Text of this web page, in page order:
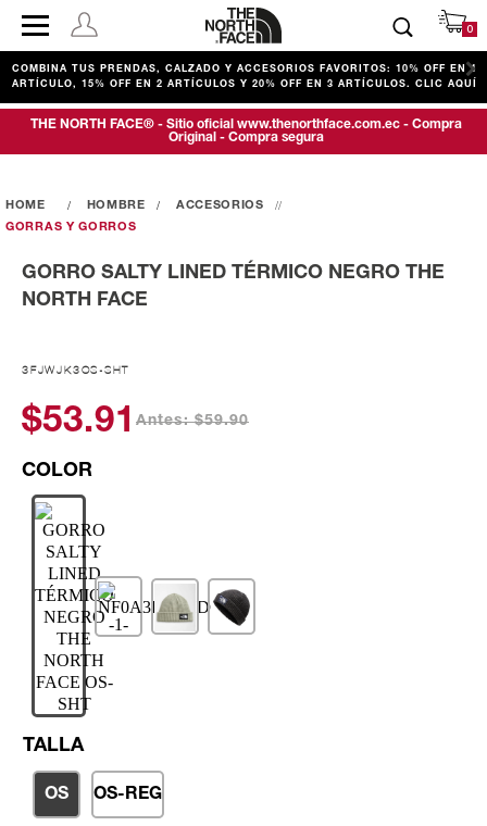
0
COMBINA TUS PRENDAS, CALZADO Y ACCESORIOS FAVORITOS: 10% OFF EN 1
ARTÍCULO, 15% OFF EN 2 ARTÍCULOS Y 20% OFF EN 3 ARTÍCULOS. CLIC AQUÍ
THE NORTH FACE® - Sitio oficial www.thenorthface.com.ec - Compra
Original - Compra segura
HOMBRE
ACCESORIOS
GORRAS Y GORROS
GORRO SALTY LINED TÉRMICO NEGRO THE
NORTH FACE
3FJWJK3OS-SHT
$53.91 Antes: $59.90
TALLA
OS OS-REG